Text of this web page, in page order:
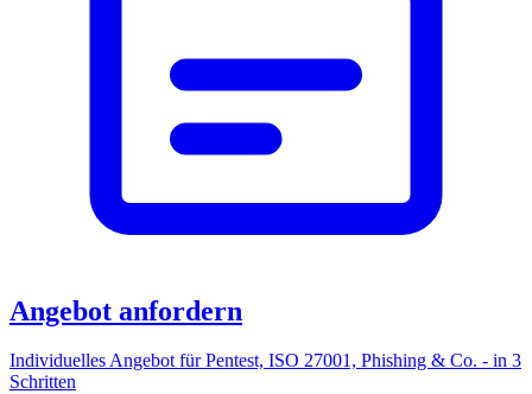
Angebot anfordern
Individuelles Angebot für Pentest, ISO 27001, Phishing & Co. - in 3
Schritten